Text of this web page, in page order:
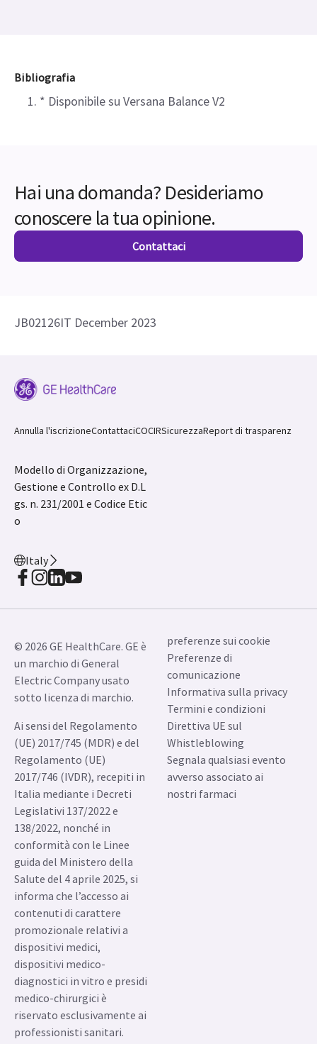
Bibliografia
* Disponibile su Versana Balance V2
Hai una domanda? Desideriamo
conoscere la tua opinione.
Contattaci
JB02126IT December 2023
Annulla l'iscrizioneContattaciCOCIRSicurezzaReport di trasparenz
Modello di Organizzazione,
Gestione e Controllo ex D.L
gs. n. 231/2001 e Codice Etic
o
Italy
© 2026 GE HealthCare. GE è
un marchio di General
Electric Company usato
sotto licenza di marchio.
Ai sensi del Regolamento
(UE) 2017/745 (MDR) e del
Regolamento (UE)
2017/746 (IVDR), recepiti in
Italia mediante i Decreti
Legislativi 137/2022 e
138/2022, nonché in
conformità con le Linee
guida del Ministero della
Salute del 4 aprile 2025, si
informa che l’accesso ai
contenuti di carattere
promozionale relativi a
dispositivi medici,
dispositivi medico-
diagnostici in vitro e presidi
medico-chirurgici è
riservato esclusivamente ai
professionisti sanitari.
preferenze sui cookie
Preferenze di
comunicazione
Informativa sulla privacy
Termini e condizioni
Direttiva UE sul
Whistleblowing
Segnala qualsiasi evento
avverso associato ai
nostri farmaci